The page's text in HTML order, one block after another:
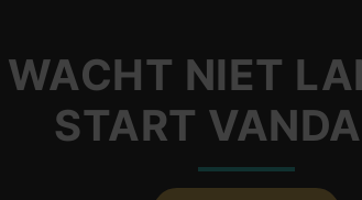
WACHT NIET
START